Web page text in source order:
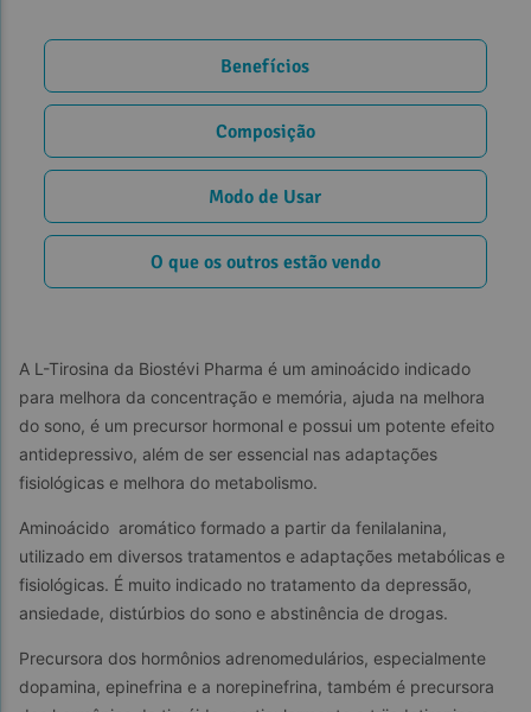
Benefícios
Composição
Modo de Usar
O que os outros estão vendo
A L-Tirosina da Biostévi Pharma é um aminoácido indicado
para melhora da concentração e memória, ajuda na melhora
do sono, é um precursor hormonal e possui um potente efeito
antidepressivo, além de ser essencial nas adaptações
fisiológicas e melhora do metabolismo.
Aminoácido  aromático formado a partir da fenilalanina,
utilizado em diversos tratamentos e adaptações metabólicas e
fisiológicas. É muito indicado no tratamento da depressão,
ansiedade, distúrbios do sono e abstinência de drogas.
Precursora dos hormônios adrenomedulários, especialmente
dopamina, epinefrina e a norepinefrina, também é precursora